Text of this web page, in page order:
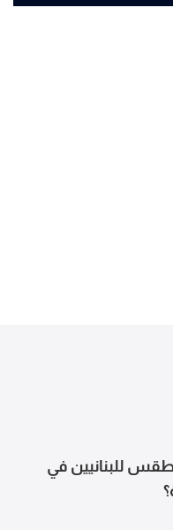
للبنانيين في